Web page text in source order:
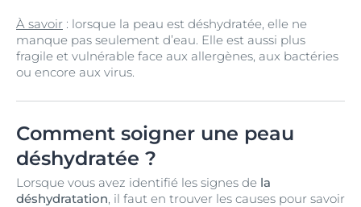
À savoir : lorsque la peau est déshydratée, elle ne
manque pas seulement d’eau. Elle est aussi plus
fragile et vulnérable face aux allergènes, aux bactéries
ou encore aux virus.
Comment soigner une peau
déshydratée ?
Lorsque vous avez identifié les signes de la
déshydratation, il faut en trouver les causes pour savoir